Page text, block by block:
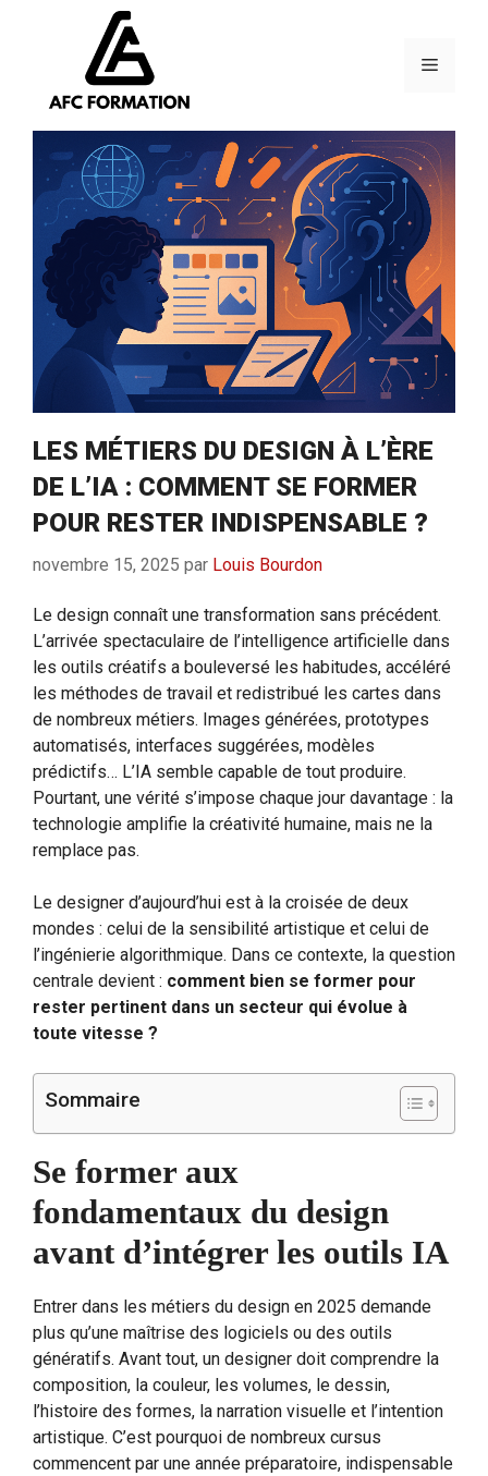
Menu
LES MÉTIERS DU DESIGN À L’ÈRE
DE L’IA : COMMENT SE FORMER
POUR RESTER INDISPENSABLE ?
novembre 15, 2025 par Louis Bourdon
Le design connaît une transformation sans précédent.
L’arrivée spectaculaire de l’intelligence artificielle dans
les outils créatifs a bouleversé les habitudes, accéléré
les méthodes de travail et redistribué les cartes dans
de nombreux métiers. Images générées, prototypes
automatisés, interfaces suggérées, modèles
prédictifs… L’IA semble capable de tout produire.
Pourtant, une vérité s’impose chaque jour davantage : la
technologie amplifie la créativité humaine, mais ne la
remplace pas.
Le designer d’aujourd’hui est à la croisée de deux
mondes : celui de la sensibilité artistique et celui de
l’ingénierie algorithmique. Dans ce contexte, la question
centrale devient : comment bien se former pour
rester pertinent dans un secteur qui évolue à
toute vitesse ?
Sommaire
Se former aux
fondamentaux du design
avant d’intégrer les outils IA
Entrer dans les métiers du design en 2025 demande
plus qu’une maîtrise des logiciels ou des outils
génératifs. Avant tout, un designer doit comprendre la
composition, la couleur, les volumes, le dessin,
l’histoire des formes, la narration visuelle et l’intention
artistique. C’est pourquoi de nombreux cursus
commencent par une année préparatoire, indispensable